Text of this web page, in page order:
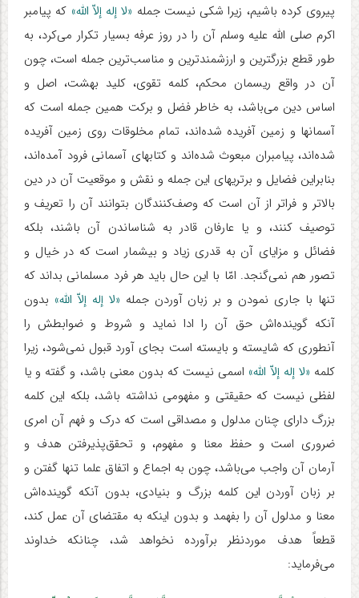
پیروی کرده باشیم، زیرا شکی نیست جمله «لا إله إلاّ الله» که پیامبر
اکرم صلی الله علیه وسلم آن را در روز عرفه بسیار تکرار می‌کرد، به
طور قطع بزرگترین و ارزشمندترین و مناسب‌ترین جمله است، چون
آن در واقع ریسمان محکم، کلمه تقوی، کلید بهشت، اصل و
اساس دین می‌باشد، به خاطر فضل و برکت همین جمله است که
آسمانها و زمین آفریده شده‌اند، تمام مخلوقات روی زمین آفریده
شده‌اند، پیامبران مبعوث شده‌اند و کتابهای آسمانی فرود آمده‌اند،
بنابراین فضایل و برتریهای این جمله و نقش و موقعیت آن در دین
بالاتر و فراتر از آن است که وصف‌کنندگان بتوانند آن را تعریف و
توصیف کنند، و یا عارفان قادر به شناساندن آن باشند، بلکه
فضائل و مزایای آن به قدری زیاد و بیشمار است که در خیال و
تصور هم نمی‌گنجد. امّا با این حال باید هر فرد مسلمانی بداند که
تنها با جاری نمودن و بر زبان آوردن جمله «لا إله إلاّ الله» بدون
آنکه گوینده‌اش حق آن را ادا نماید و شروط و ضوابطش را
آنطوری که شایسته و بایسته است بجای آورد قبول نمی‌شود، زیرا
کلمه «لا إله إلاّ الله» اسمی نیست که بدون معنی باشد، و گفته و یا
لفظی نیست که حقیقتی و مفهومی نداشته باشد، بلکه این کلمه
بزرگ دارای چنان مدلول و مصداقی است که درک و فهم آن امری
ضروری است و حفظ معنا و مفهوم، و تحقق‌پذیرفتن هدف و
آرمان آن واجب می‌باشد، چون به اجماع و اتفاق علما تنها گفتن و
بر زبان آوردن این کلمه بزرگ و بنیادی، بدون آنکه گوینده‌اش
معنا و مدلول آن را بفهمد و بدون اینکه به مقتضای آن عمل کند،
قطعاً هدف موردنظر برآورده نخواهد شد، چنانکه خداوند
می‌فرماید: